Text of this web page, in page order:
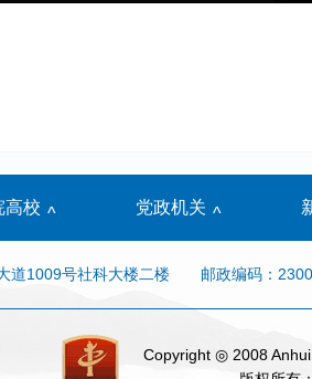
高校 ^ 党政机关 ^
道1009号社科大楼二楼 邮政编码：
Copyright ◎ 2008